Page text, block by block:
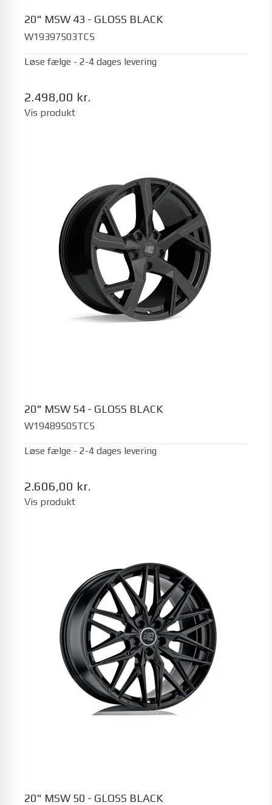
20" MSW 43 - GLOSS BLACK
W19397503TC5
Løse fælge - 2-4 dages levering
2.498,00 kr.
Vis produkt
20" MSW 54 - GLOSS BLACK
W19489505TC5
Løse fælge - 2-4 dages levering
2.606,00 kr.
Vis produkt
20" MSW 50 - GLOSS BLACK